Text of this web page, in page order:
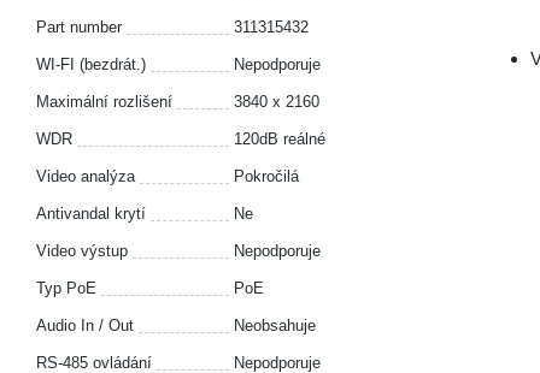
Part number 311315432
WI-FI (bezdrát.) Nepodporuje
Maximální rozlišení 3840 x 2160
WDR 120dB reálné
Video analýza Pokročilá
Antivandal krytí Ne
Video výstup Nepodporuje
Typ PoE PoE
Audio In / Out Neobsahuje
RS-485 ovládání Nepodporuje